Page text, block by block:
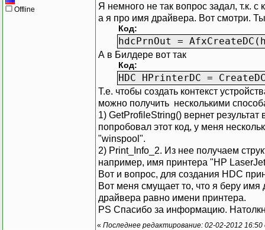
Offline
Я немного не так вопрос задал, т.к.
а я про имя драйвера. Вот смотри. Ты
Код:
hdcPrnOut =
А в Билдере вот так
Код:
HDC HPrinterDC =
Т.е. чтобы создать контекст
можно получить несколькими
1) GetProfileString() вернет
попробовал этот код, у меня
"winspool".
2) Print_Info_2. Из нее получаем
например, имя принтера "HP
Вот и вопрос, для создания HDC
Вот меня смущает то, что я беру
драйвера равно имени принтера.
PS Спасибо за информацию.
« Последнее редактирование: 02-02-2012